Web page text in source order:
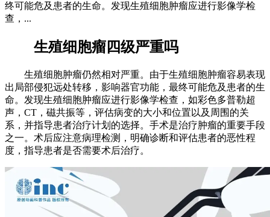
终可能危及患者的生命。发现生殖细胞肿瘤应进行影像学检
查，...
生殖细胞瘤四级严重吗
生殖细胞肿瘤仍然相对严重。由于生殖细胞肿瘤容易表现
出局部侵犯远处转移，影响器官功能，最终可能危及患者的生
命。发现生殖细胞肿瘤应进行影像学检查，如彩色多普勒超
声，CT，磁共振等，评估病变的大小和位置以及周围的关
系，并指导患者治疗计划的选择。手术是治疗肿瘤的重要手段
之一。术后应注意病理检测，明确诊断和评估患者的恶性程
度，指导患者是否需要术后治疗。